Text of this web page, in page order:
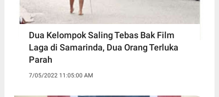
Dua Kelompok Saling Tebas Bak Film
Laga di Samarinda, Dua Orang Terluka
Parah
7/05/2022 11:05:00 AM